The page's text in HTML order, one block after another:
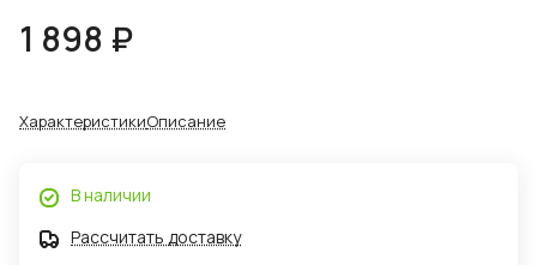
1 898 ₽
ХарактеристикиОписание
В наличии
Рассчитать доставку